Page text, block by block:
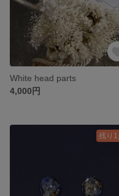
White head parts
4,000円
残り1